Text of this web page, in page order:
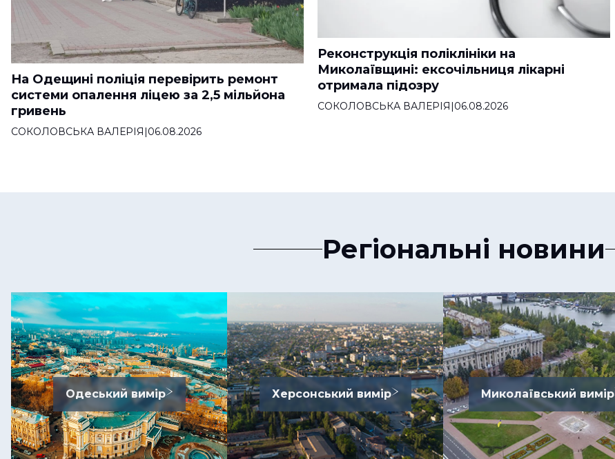
На Одещині поліція перевірить ремонт
системи опалення ліцею за 2,5 мільйона
гривень
СОКОЛОВСЬКА ВАЛЕРІЯ|06.08.2026
Реконструкція поліклініки на
Миколаївщині: ексочільниця лікарні
отримала підозру
СОКОЛОВСЬКА ВАЛЕРІЯ|06.08.2026
Регіональні новини
Одеський вимір Херсонський вимір Миколаївський вимір